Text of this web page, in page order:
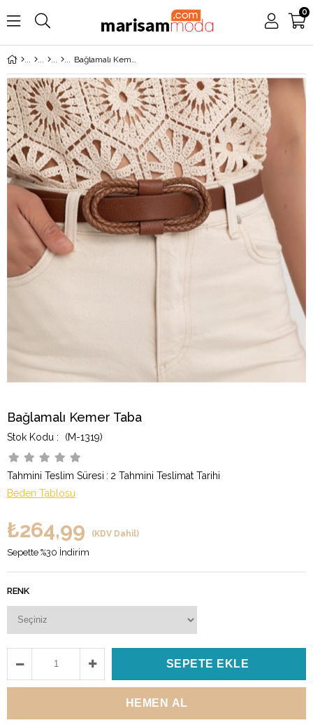
0
Bağlamalı Kemer Taba
Bağlamalı Kemer Taba
(M-1319)
Tahmini Teslim Süresi : 2 Tahmini Teslimat Tarihi
Beden Tablosu
₺264,99 (KDV Dahil)
Sepette %30 İndirim
RENK